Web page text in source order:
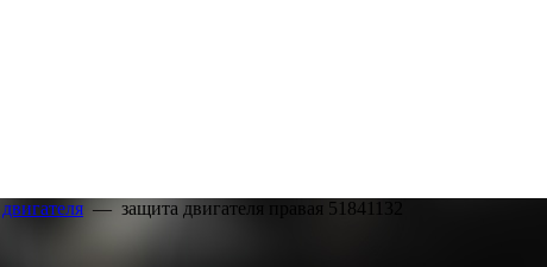
— защита двигателя правая 51841132